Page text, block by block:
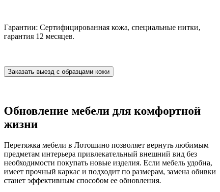
Гарантии: Сертифицированная кожа, специальные нитки,
гарантия 12 месяцев.
Заказать выезд с образцами кожи
Обновление мебели для комфортной
жизни
Перетяжка мебели в Лотошино позволяет вернуть любимым
предметам интерьера привлекательный внешний вид без
необходимости покупать новые изделия. Если мебель удобна,
имеет прочный каркас и подходит по размерам, замена обивки
станет эффективным способом ее обновления.